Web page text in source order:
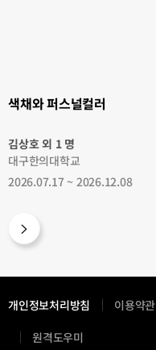
색채와 퍼스널컬러
김상호 외 1 명
대구한의대학교
2026.07.17 ~ 2026.12.08
개인정보처리방침 이용약관
원격도우미새